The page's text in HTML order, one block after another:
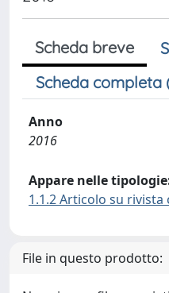
Scheda breve
Scheda completa
Anno
2016
Appare nelle
1.1.2 Articolo su rivista
File in questo prodotto: